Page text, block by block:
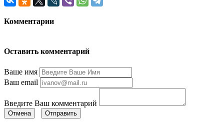
Комментарии
Оставить комментарий
Ваше имя
Ваш email
Введите Ваш комментарий
Отмена Отправить